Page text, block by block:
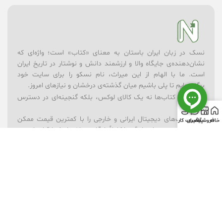
نسک در زبان ایران باستان به معنای «کتاب» است؛ واژه‌ای که
نشان‌دهنده‌ی جایگاه والا و ارزشمند دانش و نوشتار در تاریخ ایران
است. ما با الهام از این میراث، نام نسکو را برای سایت خود
برگزیده‌ایم تا پلی باشیم میان گذشته‌ی درخشان و نیازهای امروز.
در نسکو، کتاب‌ها نه یک کالای لوکس، بلکه گنجینه‌ای در دسترس
همه‌اند.
– ما کتاب‌های دیجیتال ایرانی و خارجی را با کمترین قیمت ممکن
ارائه می‌کنیم؛ بسیاری از آن‌ها کاملاً رایگان در اختیار شما قرار دارند.
خانهفروشگاهپیگیری
حساب کاربری